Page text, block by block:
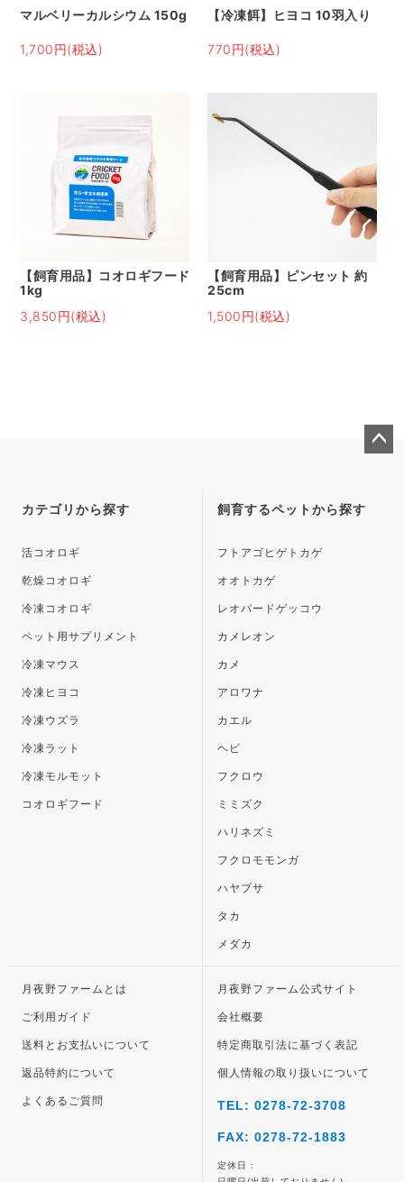
マルベリーカルシウム 150g
1,700円(税込)
【冷凍餌】ヒヨコ 10羽入り
770円(税込)
【飼育用品】コオロギフード
1kg
3,850円(税込)
【飼育用品】ピンセット 約
25cm
1,500円(税込)
カテゴリから探す
活コオロギ
乾燥コオロギ
冷凍コオロギ
ペット用サプリメント
冷凍マウス
冷凍ヒヨコ
冷凍ウズラ
冷凍ラット
冷凍モルモット
コオロギフード
飼育するペットから探す
フトアゴヒゲトカゲ
オオトカゲ
レオパードゲッコウ
カメレオン
カメ
アロワナ
カエル
ヘビ
フクロウ
ミミズク
ハリネズミ
フクロモモンガ
ハヤブサ
タカ
メダカ
月夜野ファームとは
ご利用ガイド
送料とお支払いについて
返品特約について
よくあるご質問
月夜野ファーム公式サイト
会社概要
特定商取引法に基づく表記
個人情報の取り扱いについて
TEL: 0278-72-3708
FAX: 0278-72-1883
定休日：